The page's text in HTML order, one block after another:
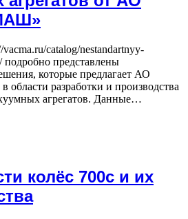
catalog/nestandartnyy-
подробно представлены
которые предлагает АО
разработки и производства
агрегатов. Данные…
колёс 700c и их